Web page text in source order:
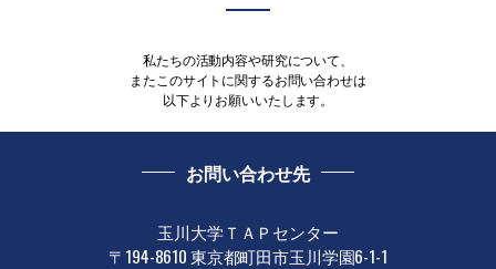
私たちの活動内容や研究について、
またこのサイトに関するお問い合わせは
以下よりお願いいたします。
お問い合わせ先
玉川大学ＴＡＰセンター
〒194-8610 東京都町田市玉川学園6-1-1